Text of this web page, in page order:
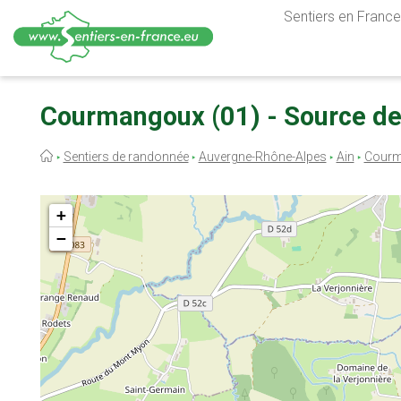
contenu
Sentiers en
Courmangoux (01) - Source
Fil
Sentiers de randonnée Auvergne-Rhône-Alpes Ain
+
−